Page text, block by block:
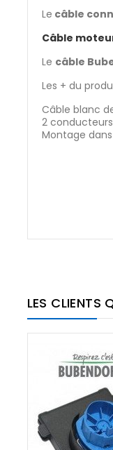
Le câble
Câble
Le câble
Les + du
Câble blanc
2
Montage
LES CLIENTS